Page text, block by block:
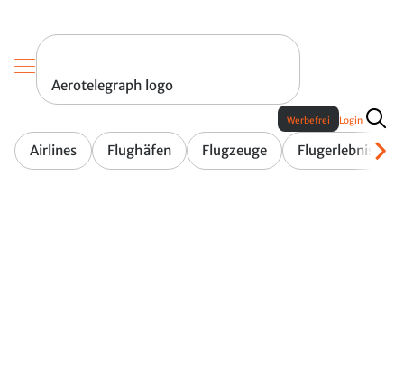
Aerotelegraph logo
Airlines Flughäfen Flugzeuge Flugerlebnis
Werbefrei Login